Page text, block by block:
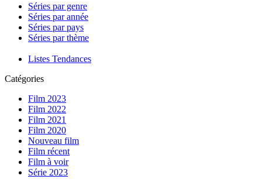
Séries par genre
Séries par année
Séries par pays
Séries par thème
Listes Tendances
Catégories
Film 2023
Film 2022
Film 2021
Film 2020
Nouveau film
Film récent
Film à voir
Série 2023